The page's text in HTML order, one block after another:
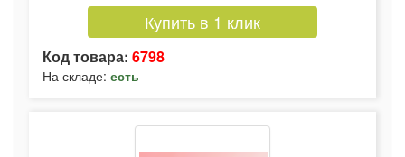
Купить в 1 клик
Код товара: 6798
На складе: есть